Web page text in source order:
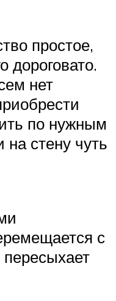
простое,
дороговато.
нет
по нужным
стену чуть
с